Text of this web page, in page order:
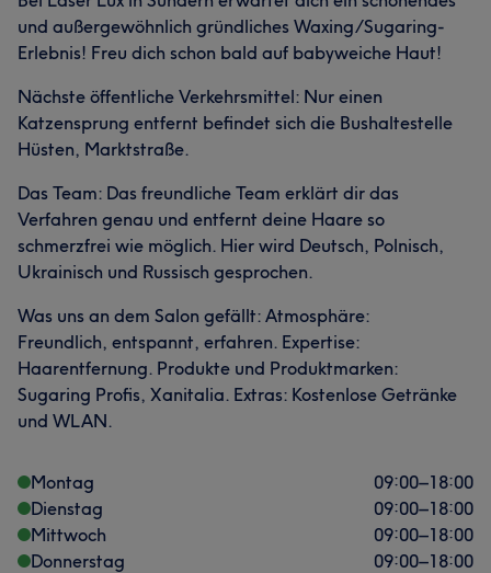
und außergewöhnlich gründliches Waxing/Sugaring-
Erlebnis! Freu dich schon bald auf babyweiche Haut!
Nächste öffentliche Verkehrsmittel: Nur einen
Katzensprung entfernt befindet sich die Bushaltestelle
Hüsten, Marktstraße.
Das Team: Das freundliche Team erklärt dir das
Verfahren genau und entfernt deine Haare so
schmerzfrei wie möglich. Hier wird Deutsch, Polnisch,
Ukrainisch und Russisch gesprochen.
Was uns an dem Salon gefällt: Atmosphäre:
Freundlich, entspannt, erfahren. Expertise:
Haarentfernung. Produkte und Produktmarken:
Sugaring Profis, Xanitalia. Extras: Kostenlose Getränke
und WLAN.
Montag 09:00–18:00
Dienstag
09:00–18:00
Mittwoch
09:00–18:00
Donnerstag
09:00–18:00